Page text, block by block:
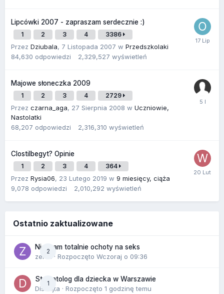
Lipcówki 2007 - zapraszam serdecznie :)
1 2 3 4 3386
Przez Dziubala, 7 Listopada 2007 w Przedszkolaki
84,630 odpowiedzi 2,329,527 wyświetleń
Majowe słoneczka 2009
1 2 3 4 2729
Przez czarna_aga, 27 Sierpnia 2008 w Uczniowie,
Nastolatki
68,207 odpowiedzi 2,316,310 wyświetleń
Clostilbegyt? Opinie
1 2 3 4 364
Przez Rysia06, 23 Lutego 2019 w 9 miesięcy, ciąża
9,078 odpowiedzi 2,010,292 wyświetleń
Ostatnio zaktualizowane
2
Nie mam totalnie ochoty na seks
zenla
· Rozpoczęto Wczoraj o 09:36
1
Stomatolog dla dziecka w Warszawie
Disnejta · Rozpoczęto 1 godzinę temu